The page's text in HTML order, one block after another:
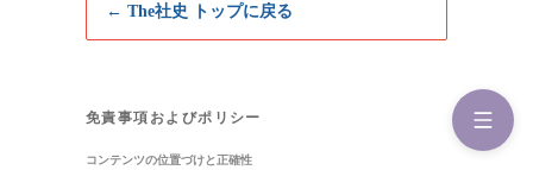
← The社史 トップに戻る
免責事項およびポリシー
コンテンツの位置づけと正確性